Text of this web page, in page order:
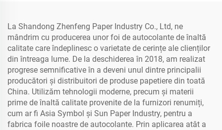
La Shandong Zhenfeng Paper Industry Co., Ltd, ne
mândrim cu producerea unor foi de autocolante de înaltă
calitate care îndeplinesc o varietate de cerințe ale clienților
din întreaga lume. De la deschiderea în 2018, am realizat
progrese semnificative în a deveni unul dintre principalii
producători și distribuitori de produse papetiere din toată
China. Utilizăm tehnologii moderne, precum și materii
prime de înaltă calitate provenite de la furnizori renumiți,
cum ar fi Asia Symbol și Sun Paper Industry, pentru a
fabrica foile noastre de autocolante. Prin aplicarea atât a